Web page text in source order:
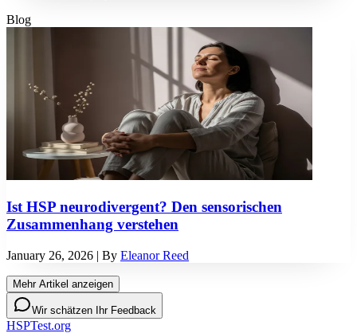
Blog
Ist HSP neurodivergent? Den sensorischen
Zusammenhang verstehen
January 26, 2026 | By Eleanor Reed
Mehr Artikel anzeigen
Wir schätzen Ihr Feedback
HSPTest.org